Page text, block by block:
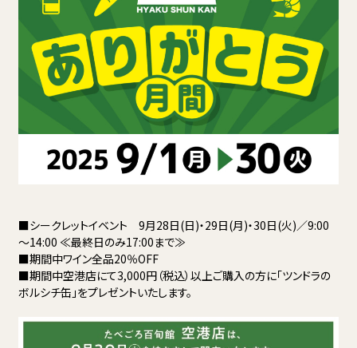
■シークレットイベント 9月28日(日)・29日(月)・30日(火)／9:00
～14:00 ≪最終日のみ17:00まで≫
■期間中ワイン全品20％OFF
■期間中空港店にて3,000円（税込）以上ご購入の方に「ツンドラの
ボルシチ缶」をプレゼントいたします。